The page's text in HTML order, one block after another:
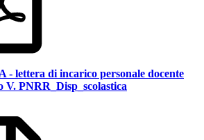
- lettera di incarico personale docente
PNRR_Disp_scolastica